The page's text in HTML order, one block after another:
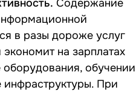
Содержание
в разы дороже услуг
на зарплатах
оборудования, обучении
При